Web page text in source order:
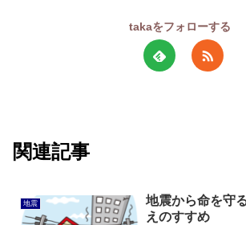
takaをフォローする
関連記事
地震
地震から命を守
えのすすめ